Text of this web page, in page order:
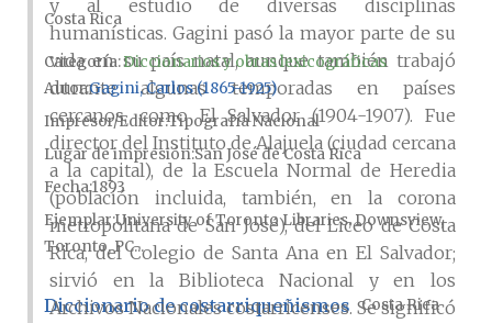
y al estudio de diversas disciplinas
humanísticas. Gagini pasó la mayor parte de su
vida en su país natal, aunque también trabajó
durante algunas temporadas en países
cercanos, como El Salvador (1904-1907). Fue
director del Instituto de Alajuela (ciudad cercana
a la capital), de la Escuela Normal de Heredia
(población incluida, también, en la corona
metropolitana de San José), del Liceo de Costa
Rica, del Colegio de Santa Ana en El Salvador;
sirvió en la Biblioteca Nacional y en los
Archivos Nacionales costarricenses. Se significó
Costa Rica
Categoría:Diccionarios y obras lexicográficas
AutorGagini, Carlos (1865-1925)
Impresor/EditorTipografía Nacional
Lugar de impresiónSan José de Costa Rica
Fecha1893
Ejemplar University of Toronto Libraries, Downsview,
Toronto, PC...
Diccionario de costarriqueñismos Costa Rica